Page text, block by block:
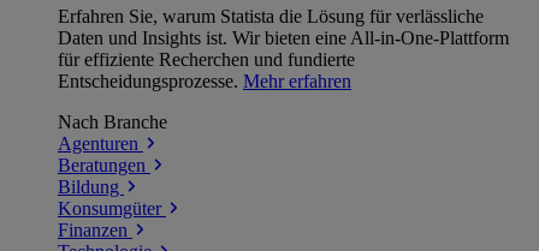
Erfahren Sie, warum Statista die Lösung für verlässliche
Daten und Insights ist. Wir bieten eine All-in-One-Plattform
für effiziente Recherchen und fundierte
Entscheidungsprozesse. Mehr erfahren
Nach Branche
Agenturen
Beratungen
Bildung
Konsumgüter
Finanzen